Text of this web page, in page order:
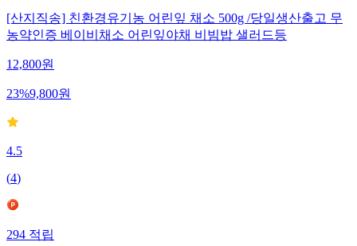
[산지직송] 친환경유기농 어린잎 채소 500g /당일생산출고 무
농약인증 베이비채소 어린잎야채 비빔밥 샐러드등
12,800원
23%9,800원
4.5
(4)
294 적립